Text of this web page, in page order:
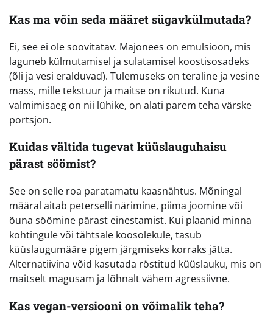
Kas ma võin seda määret sügavkülmutada?
Ei, see ei ole soovitatav. Majonees on emulsioon, mis
laguneb külmutamisel ja sulatamisel koostisosadeks
(õli ja vesi eralduvad). Tulemuseks on teraline ja vesine
mass, mille tekstuur ja maitse on rikutud. Kuna
valmimisaeg on nii lühike, on alati parem teha värske
portsjon.
Kuidas vältida tugevat küüslauguhaisu
pärast söömist?
See on selle roa paratamatu kaasnähtus. Mõningal
määral aitab peterselli närimine, piima joomine või
õuna söömine pärast einestamist. Kui plaanid minna
kohtingule või tähtsale koosolekule, tasub
küüslaugumääre pigem järgmiseks korraks jätta.
Alternatiivina võid kasutada röstitud küüslauku, mis on
maitselt magusam ja lõhnalt vähem agressiivne.
Kas vegan-versiooni on võimalik teha?